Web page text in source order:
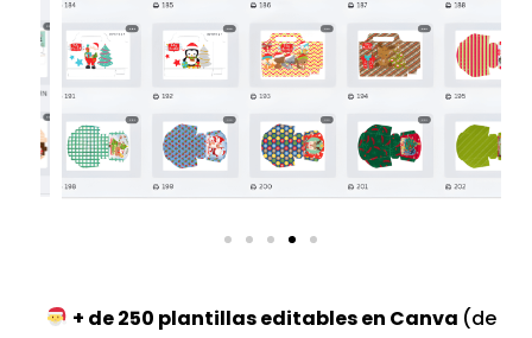
+ de 250 plantillas editables en Canva (de